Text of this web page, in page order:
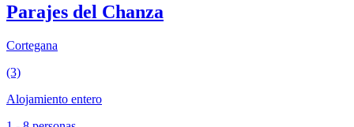
Parajes del Chanza
Cortegana
(3)
Alojamiento entero